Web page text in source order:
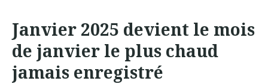
CONTACT
Janvier 2025 devient le mois
de janvier le plus chaud
jamais enregistré